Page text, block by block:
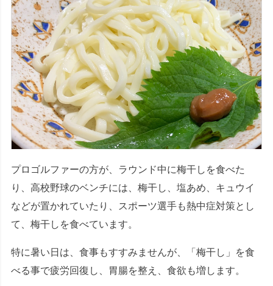
プロゴルファーの方が、ラウンド中に梅干しを食べた
り、高校野球のベンチには、梅干し、塩あめ、キュウイ
などが置かれていたり、スポーツ選手も熱中症対策とし
て、梅干しを食べています。
特に暑い日は、食事もすすみませんが、「梅干し」を食
べる事で疲労回復し、胃腸を整え、食欲も増します。